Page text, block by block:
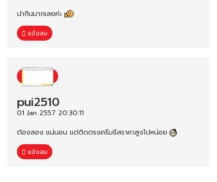
น่ากินมากเลยค่ะ
แจ้งลบ
pui2510
01 Jan 2557 20:30:11
ต้องลอง แน่นอน แต่ติดตรงครีมชีสราคาสูงไปหน่อย
แจ้งลบ